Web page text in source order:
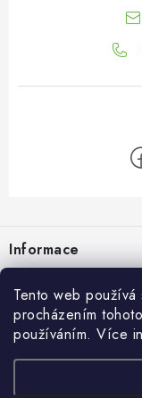
Tento web
procházením
používáním. Více
p
a
Informace
Velkoobchod
Botanic
Blog
Projekt Botanic pomáhá
Blog Botanic –
doplňků stravy
Jak užívat jablečný